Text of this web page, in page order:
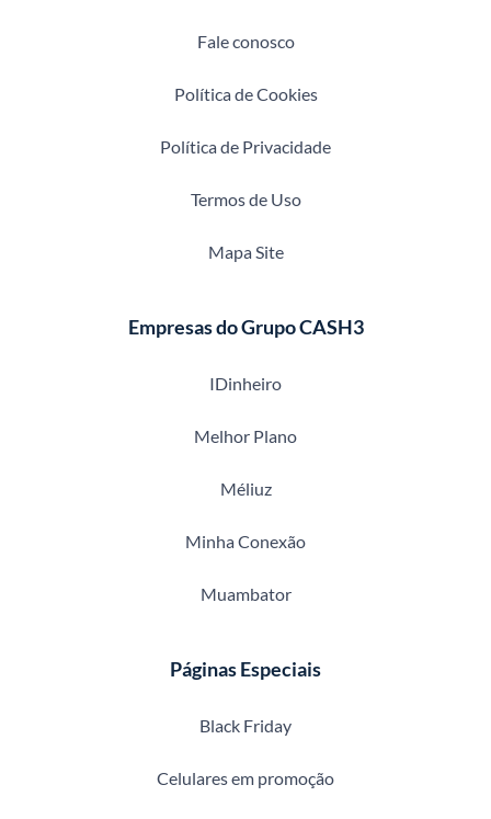
Fale conosco
Política de Cookies
Política de Privacidade
Termos de Uso
Mapa Site
Empresas do Grupo CASH3
IDinheiro
Melhor Plano
Méliuz
Minha Conexão
Muambator
Páginas Especiais
Black Friday
Celulares em promoção